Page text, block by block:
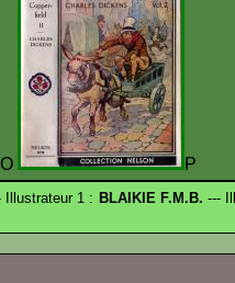
O P
Illustrateur 1 : BLAIKIE F.M.B. ---